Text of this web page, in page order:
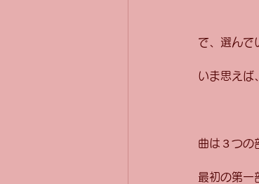
で、選んで
いま思えば
曲は３つの
最初の第一